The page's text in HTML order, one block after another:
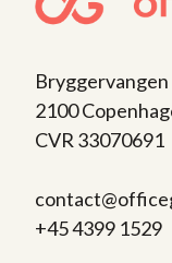
Bryggervangen
2100
CVR 33070691
+45 4399 1529